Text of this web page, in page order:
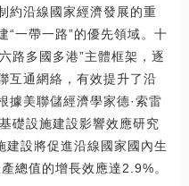
約沿線國家經濟發展的重
“一帶一路”的優先領域。十
路多國多港”主體框架，逐
互通網絡，有效提升了沿
據美聯儲經濟學家德·索雷
礎設施建設影響效應研究
建設將促進沿線國家國內生
總值的增長效應達2.9%。